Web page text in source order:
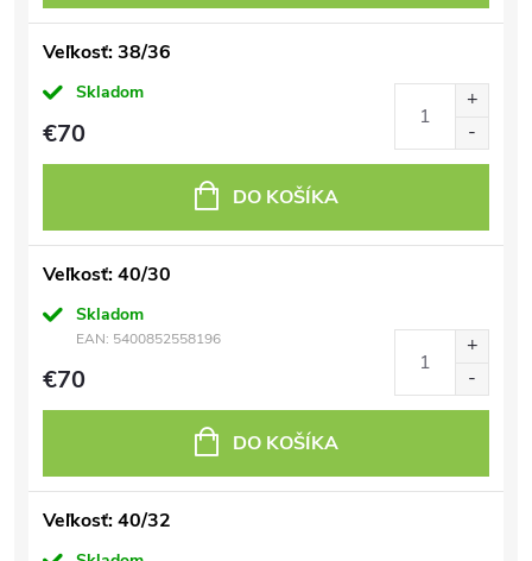
Veľkosť: 38/36
Skladom
€70
DO KOŠÍKA
Veľkosť: 40/30
Skladom
EAN: 5400852558196
€70
DO KOŠÍKA
Veľkosť: 40/32